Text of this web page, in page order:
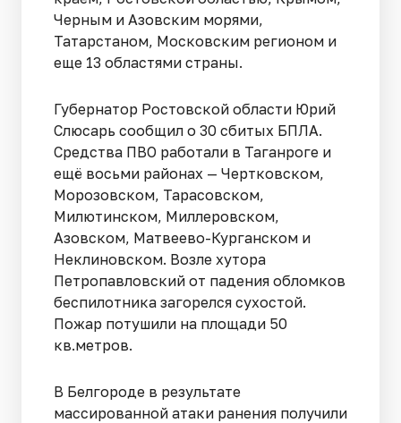
Черным и Азовским морями,
Татарстаном, Московским регионом и
еще 13 областями страны.
Губернатор Ростовской области Юрий
Слюсарь сообщил о 30 сбитых БПЛА.
Средства ПВО работали в Таганроге и
ещё восьми районах — Чертковском,
Морозовском, Тарасовском,
Милютинском, Миллеровском,
Азовском, Матвеево-Курганском и
Неклиновском. Возле хутора
Петропавловский от падения обломков
беспилотника загорелся сухостой.
Пожар потушили на площади 50
кв.метров.
В Белгороде в результате
массированной атаки ранения получили